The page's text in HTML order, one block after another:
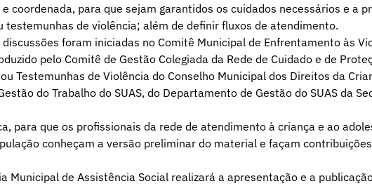
coordenada, para que sejam garantidos os cuidados necessários e a
de violência; além de definir fluxos de atendimento.
foram iniciadas no Comitê Municipal de Enfrentamento às
pelo Comitê de Gestão Colegiada da Rede de Cuidado e de
Testemunhas de Violência do Conselho Municipal dos Direitos da
do Trabalho do SUAS, do Departamento de Gestão do SUAS da
para que os profissionais da rede de atendimento à criança e ao
conheçam a versão preliminar do material e façam
Municipal de Assistência Social realizará a apresentação e a